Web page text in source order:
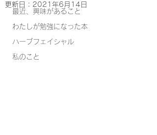
最近、興味があること
わたしが勉強になった本
ハーブフェイシャル
私のこと
更新日： 2021年6月14日